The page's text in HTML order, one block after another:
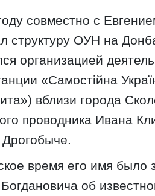
совместно с
структуру ОУН на
организацией
«Самостійна
вблизи города
проводника Ивана
время его имя
об